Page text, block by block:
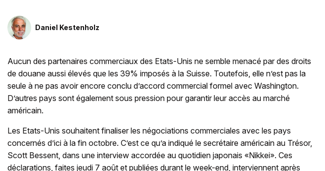
Daniel Kestenholz
Aucun des partenaires commerciaux des Etats-Unis ne semble menacé par des droits
de douane aussi élevés que les 39% imposés à la Suisse. Toutefois, elle n’est pas la
seule à ne pas avoir encore conclu d’accord commercial formel avec Washington.
D’autres pays sont également sous pression pour garantir leur accès au marché
américain.
Les Etats-Unis souhaitent finaliser les négociations commerciales avec les pays
concernés d’ici à la fin octobre. C’est ce qu’a indiqué le secrétaire américain au Trésor,
Scott Bessent, dans une interview accordée au quotidien japonais «Nikkei». Ces
déclarations, faites jeudi 7 août et publiées durant le week-end, interviennent après